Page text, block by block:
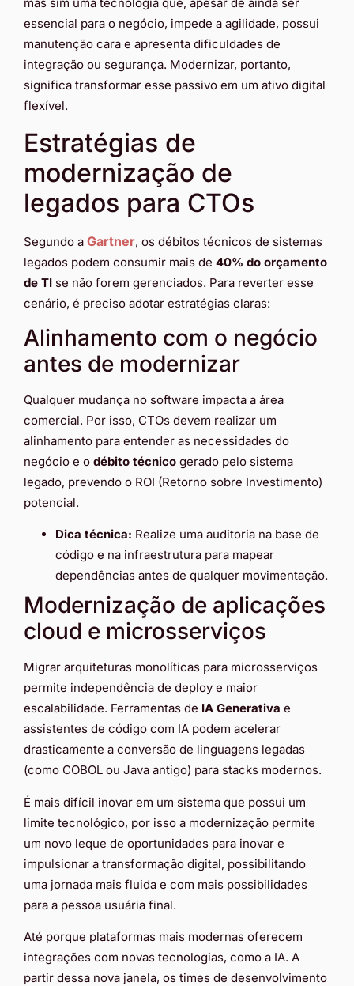
essencial para o negócio, impede a agilidade, possui
manutenção cara e apresenta dificuldades de
integração ou segurança. Modernizar, portanto,
significa transformar esse passivo em um ativo digital
flexível.
Estratégias de
modernização de
legados para CTOs
Segundo a Gartner, os débitos técnicos de sistemas
legados podem consumir mais de 40% do orçamento
de TI se não forem gerenciados. Para reverter esse
cenário, é preciso adotar estratégias claras:
Alinhamento com o negócio
antes de modernizar
Qualquer mudança no software impacta a área
comercial. Por isso, CTOs devem realizar um
alinhamento para entender as necessidades do
negócio e o débito técnico gerado pelo sistema
legado, prevendo o ROI (Retorno sobre Investimento)
potencial.
Dica técnica: Realize uma auditoria na base de
código e na infraestrutura para mapear
dependências antes de qualquer movimentação.
Modernização de aplicações
cloud e microsserviços
Migrar arquiteturas monolíticas para microsserviços
permite independência de deploy e maior
escalabilidade. Ferramentas de IA Generativa e
assistentes de código com IA podem acelerar
drasticamente a conversão de linguagens legadas
(como COBOL ou Java antigo) para stacks modernos.
É mais difícil inovar em um sistema que possui um
limite tecnológico, por isso a modernização permite
um novo leque de oportunidades para inovar e
impulsionar a transformação digital, possibilitando
uma jornada mais fluida e com mais possibilidades
para a pessoa usuária final.
Até porque plataformas mais modernas oferecem
integrações com novas tecnologias, como a IA. A
partir dessa nova janela, os times de desenvolvimento